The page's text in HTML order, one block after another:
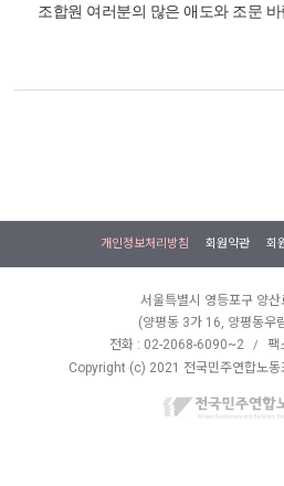
조합원 여러분의 많은 애도와 조문
개인정보처리방침 회원약관 회
서울특별시 영등포구 양
(양평동 3가 16, 양평동우
전화 : 02-2068-6090~2
/
팩
Copyright (c) 2021 전국민주연합노